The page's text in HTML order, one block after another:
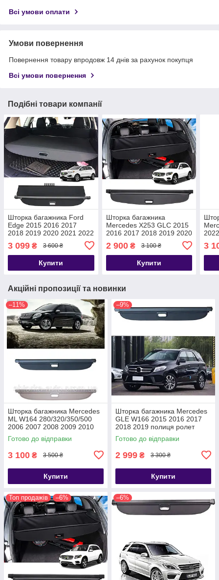
Всі умови оплати
Умови повернення
Повернення товару впродовж 14 днів за рахунок покупця
Всі умови повернення
Подібні товари компанії
Шторка багажника Ford
Edge 2015 2016 2017
2018 2019 2020 2021 2022
новая USA полка ролет
3 099 ₴ 3 600 ₴
Купити
Шторка багажника
Mercedes X253 GLC 2015
2016 2017 2018 2019 2020
2021 полиця полка ролет
2 900₴ 3 100 ₴
Купити
3
Акційні пропозиції та новинки
–11%
Шторка багажника Mercedes
ML W164 280/320/350/500
2006 2007 2008 2009 2010
2011 2012 полка полиця
ролет
Готово до відправки
3 100 ₴ 3 500 ₴
Купити
–9%
Шторка багажника Mercedes
GLE W166 2015 2016 2017
2018 2019 полиця ролет
Готово до відправки
2 999 ₴ 3 300 ₴
Купити
Топ продажів –6% –6%